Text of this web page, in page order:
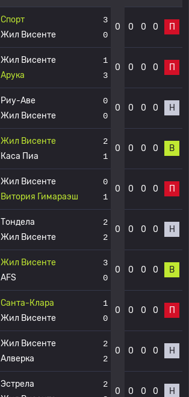
Спорт
Жил Висенте
3
0
0 0 0 0 П
Жил Висенте
Арука
1
3
0 0 0 0 П
Риу-Аве
Жил Висенте
0
0
0 0 0 0 Н
Жил Висенте
Каса Пиа
2
1
0 0 0 0 В
Жил Висенте
Витория Гимараэш
0
1
0 0 0 0 П
Тондела
Жил Висенте
2
2
0 0 0 0 Н
Жил Висенте
AFS
3
0
0 0 0 0 В
Санта-Клара
Жил Висенте
1
0
0 0 0 0 П
Жил Висенте
Алверка
2
2
0 0 0 0 Н
Эстрела
2
0 0 0 0 Н